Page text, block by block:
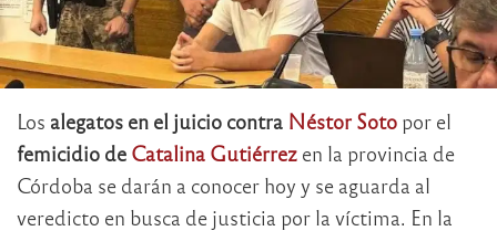
Los alegatos en el juicio contra Néstor Soto por el
femicidio de Catalina Gutiérrez en la provincia de
Córdoba se darán a conocer hoy y se aguarda al
veredicto en busca de justicia por la víctima. En la